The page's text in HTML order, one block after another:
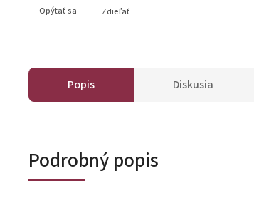
Opýtať sa Zdieľať
Popis Diskusia
Podrobný popis